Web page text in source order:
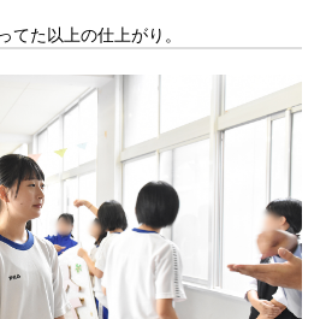
てた以上の仕上がり。